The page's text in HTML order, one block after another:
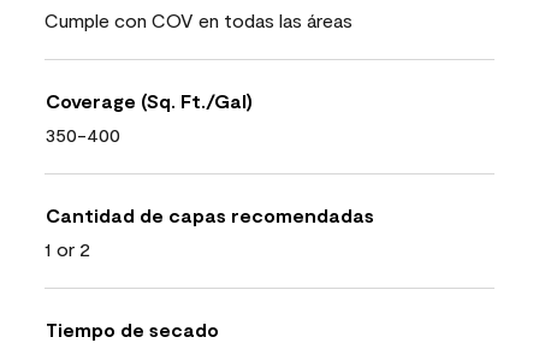
Cumple con COV en todas las áreas
Coverage (Sq. Ft./Gal)
350-400
Cantidad de capas recomendadas
1 or 2
Tiempo de secado